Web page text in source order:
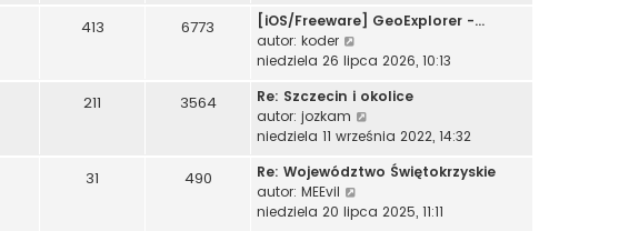
l
a
o
s
y
w
e
l
n
a
j
413 6773
[iOS/Freeware] GeoExplorer -…
autor: koder
y
w
i
e
l
a
niedziela 26 lipca 2026, 10:13
211 3564
Re: Szczecin i okolice
autor: jozkam
y
w
e
niedziela 11 września 2022, 14:32
31 490
Re: Województwo Świętokrzyskie
autor: MEEvil
y
niedziela 20 lipca 2025, 11:11